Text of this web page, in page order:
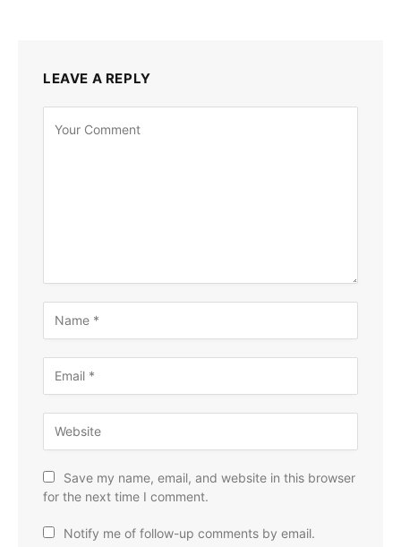
LEAVE A REPLY
Save my name, email, and website in this browser
for the next time I comment.
Notify me of follow-up comments by email.